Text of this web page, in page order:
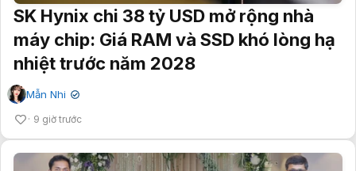
SK Hynix chi 38 tỷ USD mở rộng nhà
máy chip: Giá RAM và SSD khó lòng hạ
nhiệt trước năm 2028
Mẫn Nhi ✔
9 giờ trước